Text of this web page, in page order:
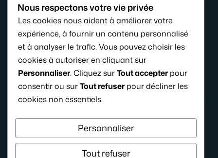
Compote bébé : maison ou industrielle, laquelle est
meilleure ?
Pourquoi bébé pousse des cris stridents 8 mois ?
Les femmes qui ont fait l’Histoire : portraits et
combats oubliés
© 2026 KideFring.fr
Nous respectons votre vie privée
Les cookies nous aident à améliorer votre
expérience, à fournir un contenu personnalisé
et à analyser le trafic. Vous pouvez choisir les
cookies à autoriser en cliquant sur
Personnaliser. Cliquez surTout accepterpour
consentir ou surTout refuserpour décliner les
cookies non essentiels.
Personnaliser
Tout refuser